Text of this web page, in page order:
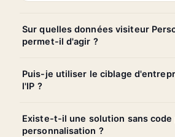
Sur quelles données visiteur
permet-il d'agir ?
Puis-je utiliser le ciblage
l'IP ?
Existe-t-il une solution sans code
personnalisation ?